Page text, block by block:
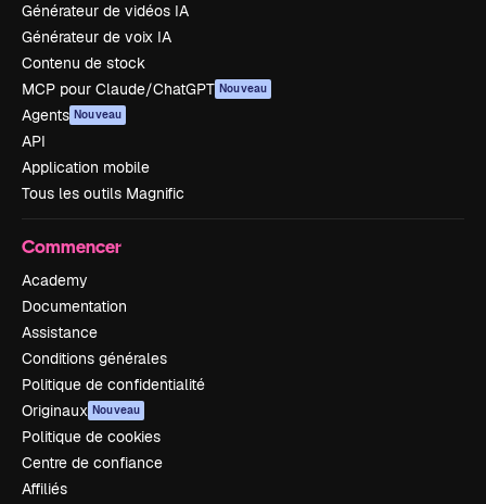
Générateur de vidéos IA
Générateur de voix IA
Contenu de stock
MCP pour Claude/ChatGPT Nouveau
Agents Nouveau
API
Application mobile
Tous les outils Magnific
Commencer
Academy
Documentation
Assistance
Conditions générales
Politique de confidentialité
Originaux Nouveau
Politique de cookies
Centre de confiance
Affiliés